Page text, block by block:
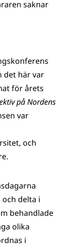
saknar
det här var
för årets
på Nordens
var
och
delta i
behandlade
olika
i